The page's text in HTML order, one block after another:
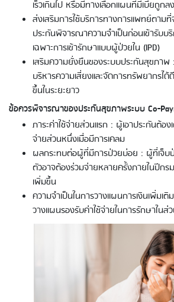
เร็วเกินไป หรือมีทางเลือกแผนที่มีเบี้ยถูก
ส่งเสริมการใช้บริการทางการแพทย์ตามที่
ประกันพิจารณาความจำเป็นก่อนเข้ารับบ
เฉพาะการเข้ารักษาแบบผู้ป่วยใน (IPD)
เสริมความยั่งยืนของระบบประกันสุขภา
บริหารความเสี่ยงและจัดการทรัพยากรไ
ขึ้นในระยะยาว
ข้อควรพิจารณาของประกันสุขภาพระบบ Co-
ภาระค่าใช้จ่ายส่วนแรก : ผู้เอาประกันต้อ
จ่ายส่วนหนึ่งเมื่อมีการเคลม
ผลกระทบต่อผู้ที่มีการป่วยบ่อย : ผู้ที่เจ็บ
ตัวอาจต้องร่วมจ่ายหลายครั้งภายในปีกร
เพิ่มขึ้น
ความจำเป็นในการวางแผนการเงินเพิ่มเ
วางแผนรองรับค่าใช้จ่ายในการรักษาในส่